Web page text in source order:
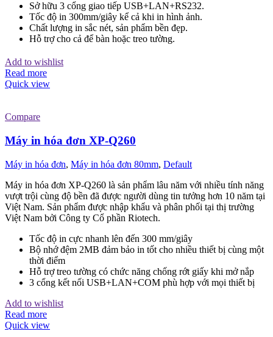
Sở hữu 3 cổng giao tiếp USB+LAN+RS232.
Tốc độ in 300mm/giây kể cả khi in hình ảnh.
Chất lượng in sắc nét, sản phẩm bền đẹp.
Hỗ trợ cho cả để bàn hoặc treo tường.
Add to wishlist
Read more
Quick view
Compare
Máy in hóa đơn XP-Q260
Máy in hóa đơn, Máy in hóa đơn 80mm, Default
Máy in hóa đơn XP-Q260 là sản phẩm lâu năm với nhiều tính năng
vượt trội cùng độ bền đã được người dùng tin tưởng hơn 10 năm tại
Việt Nam. Sản phẩm được nhập khẩu và phân phối tại thị trường
Việt Nam bởi Công ty Cổ phần Riotech.
Tốc độ in cực nhanh lên đến 300 mm/giây
Bộ nhớ đệm 2MB đảm bảo in tốt cho nhiều thiết bị cùng một
thời điểm
Hỗ trợ treo tường có chức năng chống rớt giấy khi mở nắp
3 cổng kết nối USB+LAN+COM phù hợp với mọi thiết bị
Add to wishlist
Read more
Quick view